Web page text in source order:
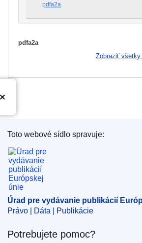
pdfa2a
pdfa2a
Zobraziť všetky
Úrad pre vydávanie publikácií
Toto webové sídlo spravuje:
Úrad pre vydávanie publikácií
Právo | Dáta | Publikácie
Potrebujete pomoc?